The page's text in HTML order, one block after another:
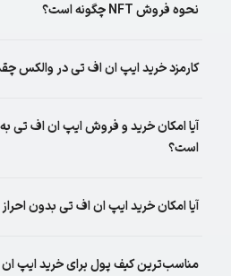
نحوه فروش NFT چگونه است؟
کارمزد خرید ایپ ان اف تی در والکس
آیا امکان خرید و فروش ایپ ان اف تی
است؟
آیا امکان خرید ایپ ان اف تی بدون
مناسب‌ترین کیف پول برای خرید ایپ